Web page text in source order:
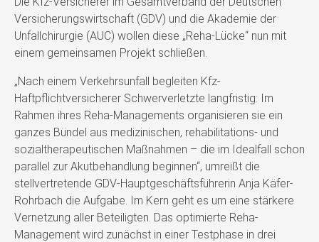
Versicherungswirtschaft (GDV) und die Akademie der
Unfallchirurgie (AUC) wollen diese „Reha-Lücke“ nun mit
einem gemeinsamen Projekt schließen.
„Nach einem Verkehrsunfall begleiten Kfz-
Haftpflichtversicherer Schwerverletzte langfristig: Im
Rahmen ihres Reha-Managements organisieren sie ein
ganzes Bündel aus medizinischen, rehabilitations- und
sozialtherapeutischen Maßnahmen – die im Idealfall schon
parallel zur Akutbehandlung beginnen“, umreißt die
stellvertretende GDV-Hauptgeschäftsführerin Anja Käfer-
Rohrbach die Aufgabe. Im Kern geht es um eine stärkere
Vernetzung aller Beteiligten. Das optimierte Reha-
Management wird zunächst in einer Testphase in drei